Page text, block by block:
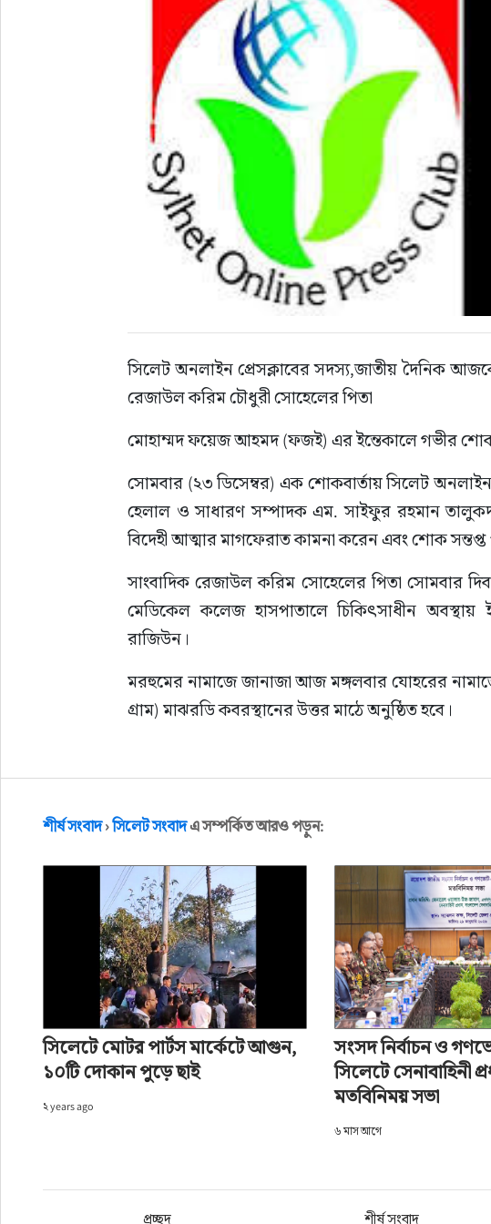
সিলেট অনলাইন প্রেসক্লাবের সদস্য,জাতীয় দৈনিক
রেজাউল করিম চৌধুরী সোহেলের পিতা
মোহাম্মদ ফয়েজ আহমদ (ফজই) এর ইন্তেকালে গভীর শোক
সোমবার (২৩ ডিসেম্বর) এক শোকবার্তায় সিলেট
হেলাল ও সাধারণ সম্পাদক এম. সাইফুর রহমান
বিদেহী আত্মার মাগফেরাত কামনা করেন এবং শোক সন্তপ্ত
সাংবাদিক রেজাউল করিম সোহেলের পিতা সোমবার
মেডিকেল কলেজ হাসপাতালে চিকিৎসাধীন অবস্থায়
রাজিউন।
মরহুমের নামাজে জানাজা আজ মঙ্গলবার যোহরের
গ্রাম) মাঝরডি কবরস্থানের উত্তর মাঠে অনুষ্ঠিত হবে।
আধুনিক ও পরিচ্ছন্ন সিলেট গড়তে
সিসিক প্রশাসক
লেখক: সিলেট নিউজ ওয়ার্ল্ড
প্রকাশ: ৫ মাস আগে
শীর্ষ সংবাদ›সিলেট সংবাদএ সম্পর্কিত আরও পড়ুন:
সিলেটে মোটর পার্টস মার্কেটে আগুন,
১০টি দোকান পুড়ে ছাই
২ years ago
সংসদ নির্বাচন ও
সিলেটে সেনাবাহিনী
মতবিনিময় সভা
৬ মাস আগে
প্রচ্ছদ শীর্ষ সংবাদ